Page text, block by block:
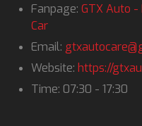
Fanpage: GTX Auto
Car
Email:
Website: https://
Time: 07:30 - 17:30